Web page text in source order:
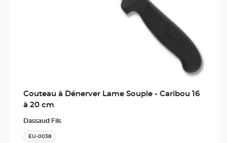
Couteau à Dénerver Lame Souple - Caribou 16
à 20 cm
Dassaud Fils
EU-0038